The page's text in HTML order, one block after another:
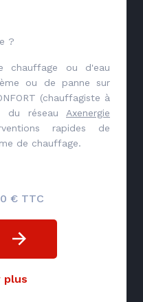
?
chauffage ou d'eau
ou de panne sur
(chauffagiste à
du réseau Axenergie
rapides de
de chauffage.
€ TTC
plus